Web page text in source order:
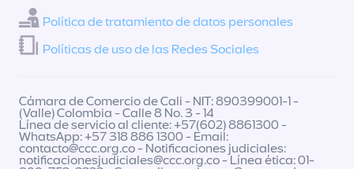
Política de tratamiento de datos personales
Políticas de uso de las Redes Sociales
Cámara de Comercio de Cali - NIT: 890399001-1 -
(Valle) Colombia - Calle 8 No. 3 - 14
Línea de servicio al cliente: +57(602) 8861300 -
WhatsApp: +57 318 886 1300 - Email:
contacto@ccc.org.co- Notificaciones judiciales:
notificacionesjudiciales@ccc.org.co- Línea ética: 01-